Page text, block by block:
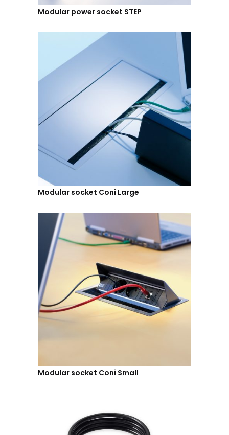
Modular power socket STEP
Modular socket Coni Large
Modular socket Coni Small